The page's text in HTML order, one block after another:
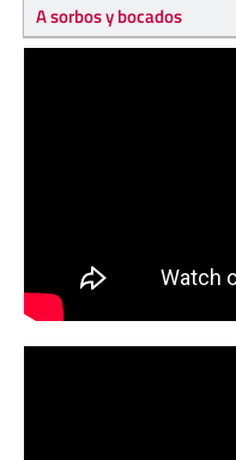
A sorbos y bocados